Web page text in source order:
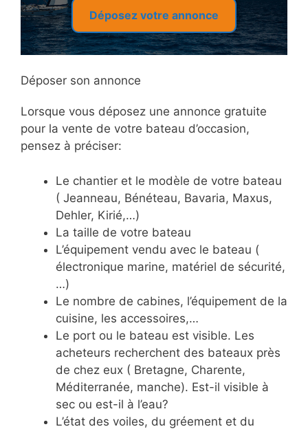
Déposez votre annonce
Déposer son annonce
Lorsque vous déposez une annonce gratuite
pour la vente de votre bateau d’occasion,
pensez à préciser:
Le chantier et le modèle de votre bateau
( Jeanneau, Bénéteau, Bavaria, Maxus,
Dehler, Kirié,…)
La taille de votre bateau
L’équipement vendu avec le bateau (
électronique marine, matériel de sécurité,
…)
Le nombre de cabines, l’équipement de la
cuisine, les accessoires,…
Le port ou le bateau est visible. Les
acheteurs recherchent des bateaux près
de chez eux ( Bretagne, Charente,
Méditerranée, manche). Est-il visible à
sec ou est-il à l’eau?
L’état des voiles, du gréement et du